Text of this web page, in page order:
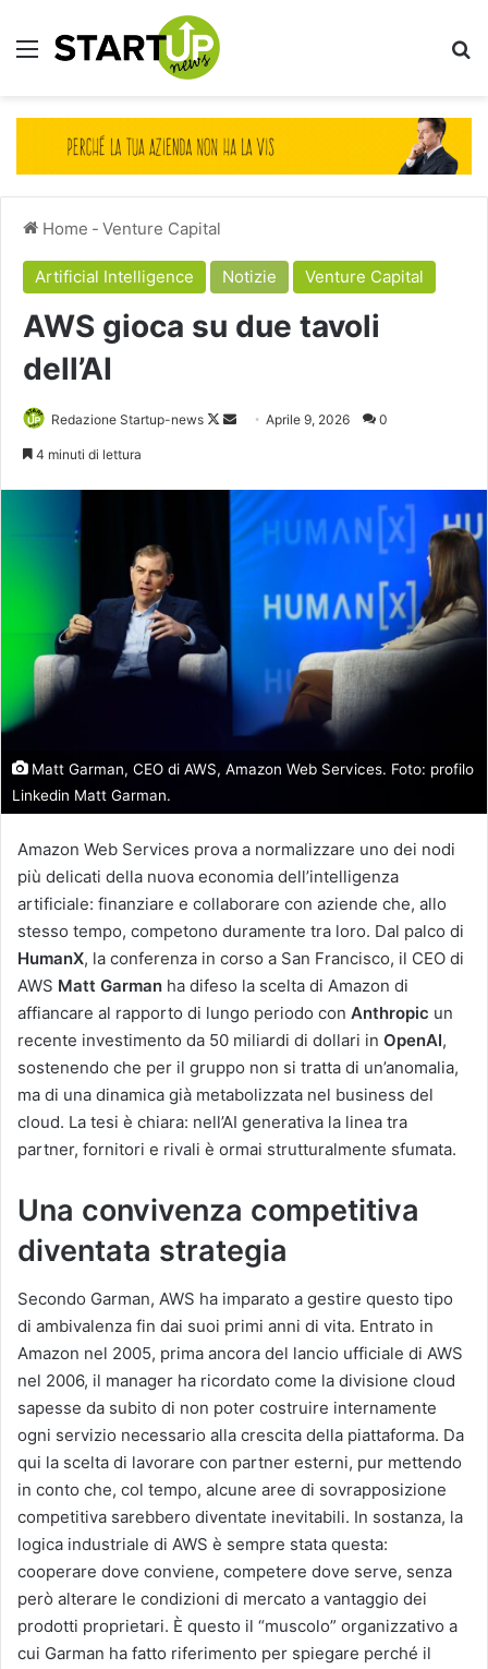
Menu
Home - Venture Capital
Artificial Intelligence Notizie Venture Capital
AWS gioca su due tavoli
dell’AI
Redazione Startup-news
Follow
Invia Aprile 9, 2026 0
4 minuti di lettura
Matt Garman, CEO di AWS, Amazon Web Services. Foto: profilo
Linkedin Matt Garman.
Amazon Web Services prova a normalizzare uno dei nodi
più delicati della nuova economia dell’intelligenza
artificiale: finanziare e collaborare con aziende che, allo
stesso tempo, competono duramente tra loro. Dal palco di
HumanX, la conferenza in corso a San Francisco, il CEO di
AWS Matt Garman ha difeso la scelta di Amazon di
affiancare al rapporto di lungo periodo con Anthropic un
recente investimento da 50 miliardi di dollari in OpenAI,
sostenendo che per il gruppo non si tratta di un’anomalia,
ma di una dinamica già metabolizzata nel business del
cloud. La tesi è chiara: nell’AI generativa la linea tra
partner, fornitori e rivali è ormai strutturalmente sfumata.
Una convivenza competitiva
diventata strategia
Secondo Garman, AWS ha imparato a gestire questo tipo
di ambivalenza fin dai suoi primi anni di vita. Entrato in
Amazon nel 2005, prima ancora del lancio ufficiale di AWS
nel 2006, il manager ha ricordato come la divisione cloud
sapesse da subito di non poter costruire internamente
ogni servizio necessario alla crescita della piattaforma. Da
qui la scelta di lavorare con partner esterni, pur mettendo
in conto che, col tempo, alcune aree di sovrapposizione
competitiva sarebbero diventate inevitabili. In sostanza, la
logica industriale di AWS è sempre stata questa:
cooperare dove conviene, competere dove serve, senza
però alterare le condizioni di mercato a vantaggio dei
prodotti proprietari. È questo il “muscolo” organizzativo a
cui Garman ha fatto riferimento per spiegare perché il